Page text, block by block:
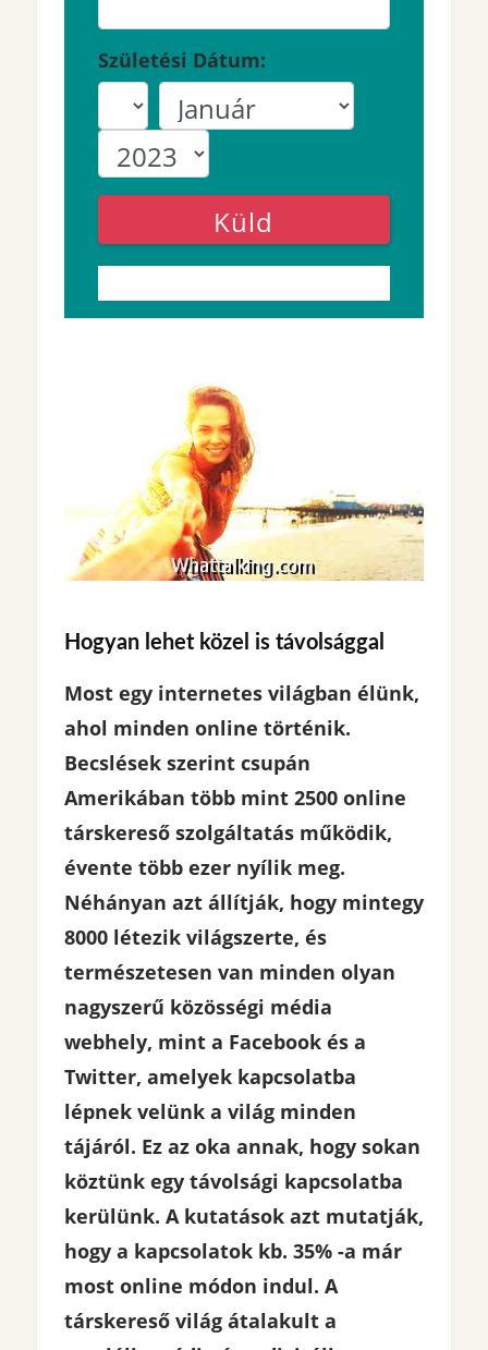
Születési Dátum:
Küld
Hogyan lehet közel is távolsággal
Most egy internetes világban élünk,
ahol minden online történik.
Becslések szerint csupán
Amerikában több mint 2500 online
társkereső szolgáltatás működik,
évente több ezer nyílik meg.
Néhányan azt állítják, hogy mintegy
8000 létezik világszerte, és
természetesen van minden olyan
nagyszerű közösségi média
webhely, mint a Facebook és a
Twitter, amelyek kapcsolatba
lépnek velünk a világ minden
tájáról. Ez az oka annak, hogy sokan
köztünk egy távolsági kapcsolatba
kerülünk. A kutatások azt mutatják,
hogy a kapcsolatok kb. 35% -a már
most online módon indul. A
társkereső világ átalakult a